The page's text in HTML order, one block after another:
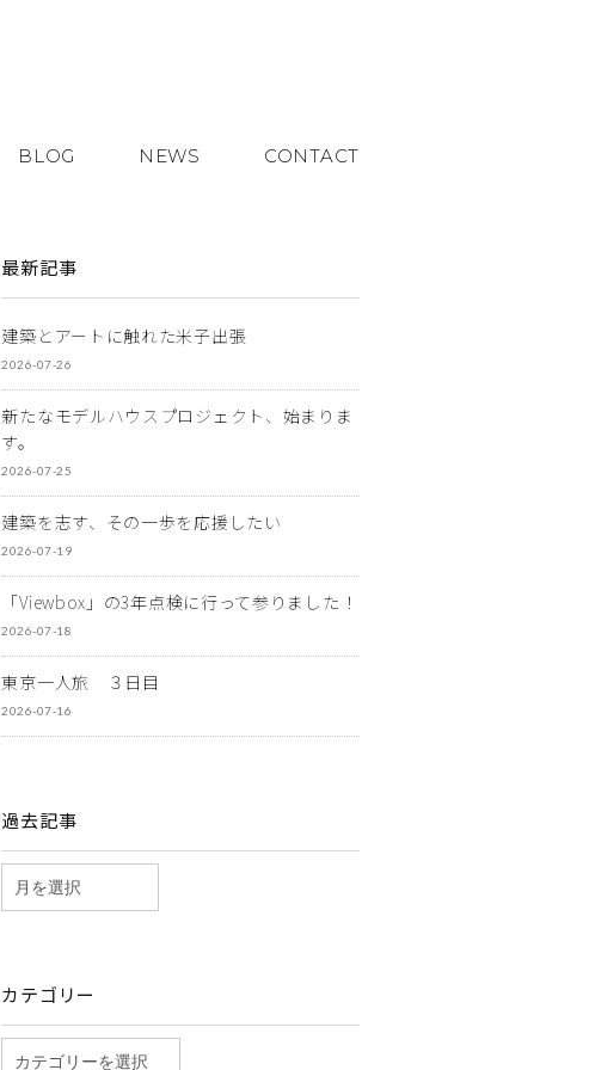
BLOG NEWS CONTACT
最新記事
建築とアートに触れた米子出張
2026-07-26
新たなモデルハウスプロジェクト、始まりま
す。
2026-07-25
建築を志す、その一歩を応援したい
2026-07-19
「Viewbox」の3年点検に行って参りました！
2026-07-18
東京一人旅 ３日目
2026-07-16
過去記事
カテゴリー